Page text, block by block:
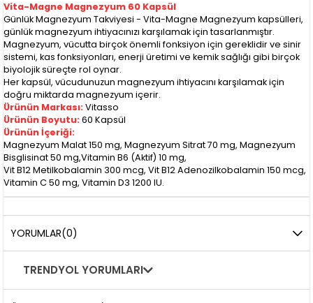
Vita-Magne Magnezyum 60 Kapsül
Günlük Magnezyum Takviyesi - Vita-Magne Magnezyum kapsülleri,
günlük magnezyum ihtiyacınızı karşılamak için tasarlanmıştır.
Magnezyum, vücutta birçok önemli fonksiyon için gereklidir ve sinir
sistemi, kas fonksiyonları, enerji üretimi ve kemik sağlığı gibi birçok
biyolojik süreçte rol oynar.
Her kapsül, vücudunuzun magnezyum ihtiyacını karşılamak için
doğru miktarda magnezyum içerir.
Ürünün Markası:Vitasso
Ürünün Boyutu:60 Kapsül
Ürünün İçeriği:
Magnezyum Malat 150 mg, Magnezyum Sitrat 70 mg, Magnezyum
Bisglisinat 50 mg,Vitamin B6 (Aktif) 10 mg,
Vit B12 Metilkobalamin 300 mcg, Vit B12 Adenozilkobalamin 150 mcg,
Vitamin C 50 mg, Vitamin D3 1200 IU.
YORUMLAR(0)
TRENDYOL YORUMLARI